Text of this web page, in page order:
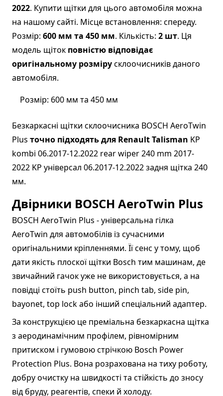
2022. Купити щітки для цього автомобіля можна
на нашому сайті. Місце встановлення: спереду.
Розмір: 600 мм та 450 мм. Кількість: 2 шт. Ця
модель щіток повністю відповідає
оригінальному розмірусклоочисників даного
автомобіля.
Розмір: 600 мм та 450 мм
Безкаркасні щітки склоочисника BOSCH AeroTwin
Plus точно підходять для Renault Talisman KP
kombi 06.2017-12.2022 rear wiper 240 mm 2017-
2022 KP універсал 06.2017-12.2022 задня щітка 240
мм.
Двірники BOSCH AeroTwin Plus
BOSCH AeroTwin Plus - універсальна гілка
AeroTwin для автомобілів із сучасними
оригінальними кріпленнями. Її сенс у тому, щоб
дати якість плоскої щітки Bosch тим машинам, де
звичайний гачок уже не використовується, а на
повідці стоїть push button, pinch tab, side pin,
bayonet, top lock або інший спеціальний адаптер.
За конструкцією це преміальна безкаркасна щітка
з аеродинамічним профілем, рівномірним
притиском і гумовою стрічкою Bosch Power
Protection Plus. Вона розрахована на тиху роботу,
добру очистку на швидкості та стійкість до зносу
від бруду, реагентів, спеки й холоду.